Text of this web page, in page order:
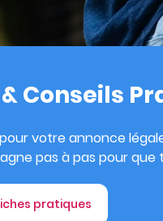
Conseils
pour votre annonce
pas à pas pour que
pratiques